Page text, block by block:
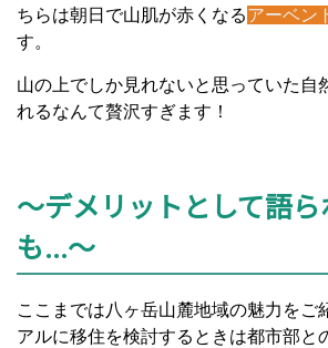
ちらは朝日で山肌が赤くなるアーベン
す。
山の上でしか見れないと思っていた自
れるなんて贅沢すぎます！
～デメリットとして語
も...～
ここまでは八ヶ岳山麓地域の魅力をご
アルに移住を検討するときは都市部と